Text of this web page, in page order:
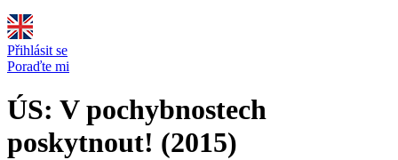
Přihlásit se
Poraďte mi
ÚS: V pochybnostech
poskytnout! (2015)